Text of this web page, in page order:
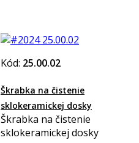
Kód: 25.00.02
Škrabka na čistenie
sklokeramickej dosky
Škrabka na čistenie
sklokeramickej dosky